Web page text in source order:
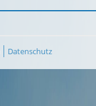
Datenschutz